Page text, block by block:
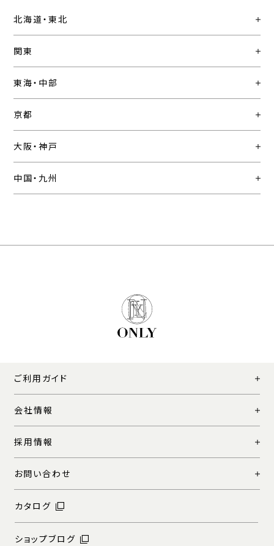
北海道・東北
関東
東海・中部
京都
大阪・神戸
中国・九州
ご利用ガイド
会社情報
採用情報
お問い合わせ
カタログ
ショップブログ